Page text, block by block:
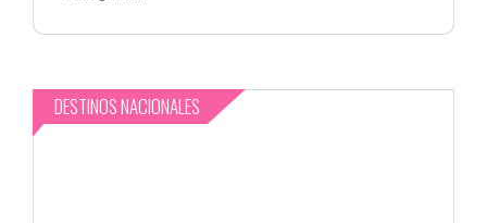
DESTINOS NACIONALES